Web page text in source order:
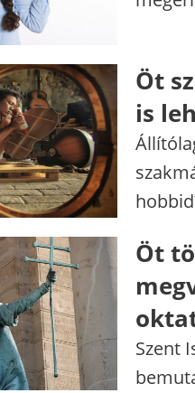
Öt
is
Öt
Szent